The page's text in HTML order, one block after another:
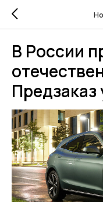
В России
Предзаказ